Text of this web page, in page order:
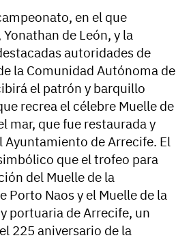
en el que
de León, y la
autoridades de
la Comunidad Autónoma de
el patrón y barquillo
recrea el célebre Muelle de
mar, que fue restaurada y
de Arrecife. El
que el trofeo para
del Muelle de la
Naos y el Muelle de la
portuaria de Arrecife, un
225 aniversario de la